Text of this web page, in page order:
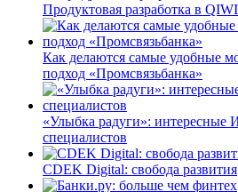
Продуктовая разработка в
Как делаются самые удобные
подход «Промсвязьбанка»
«Улыбка радуги»: интересные
специалистов
CDEK Digital: свобода развития